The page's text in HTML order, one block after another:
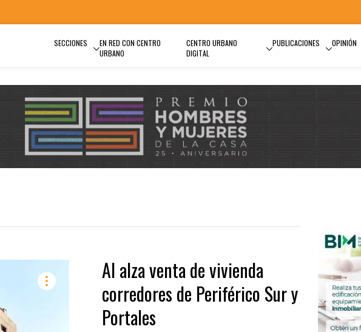
SECCIONES
EN RED CON CENTRO
URBANO
CENTRO URBANO
DIGITAL
PUBLICACIONES OPINIÓN
Al alza venta de vivienda
corredores de Periférico Sur y
Portales
PORTALES